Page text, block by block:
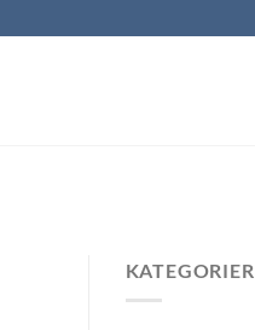
KATEGORIER